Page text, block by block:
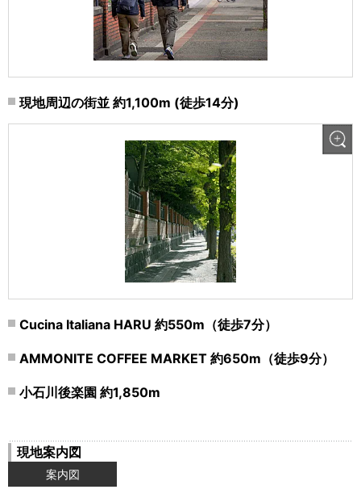
現地周辺の街並 約1,100m (徒歩14分)
Cucina Italiana HARU 約550m（徒歩7分）
AMMONITE COFFEE MARKET 約650m（徒歩9分）
小石川後楽園 約1,850m
現地案内図
案内図